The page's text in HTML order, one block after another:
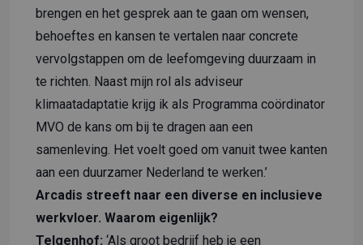
brengen en het gesprek aan te gaan om wensen,
behoeftes en kansen te vertalen naar concrete
vervolgstappen om de leefomgeving duurzaam in
te richten. Naast mijn rol als adviseur
klimaatadaptatie krijg ik als Programma coördinator
MVO de kans om bij te dragen aan een
samenleving. Het voelt goed om vanuit twee kanten
aan een duurzamer Nederland te werken.’
Arcadis streeft naar een diverse en inclusieve
werkvloer. Waarom eigenlijk?
Telgenhof: ‘Als groot bedrijf heb je een